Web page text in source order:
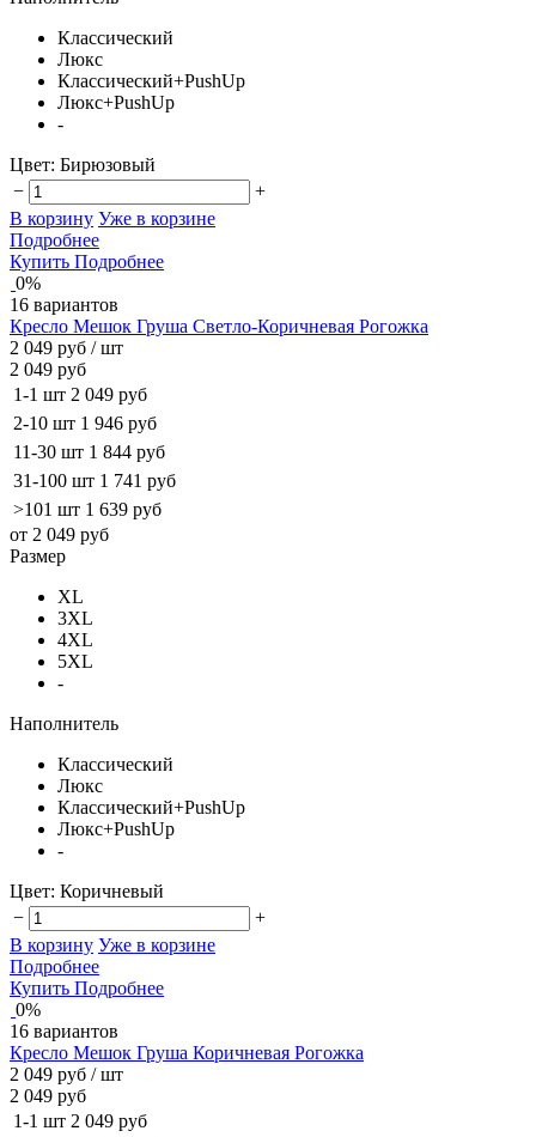
Классический
Люкс
Классический+PushUp
Люкс+PushUp
-
Цвет: Бирюзовый
−
+
В корзину Уже в корзине
Подробнее
Купить Подробнее
0%
16 вариантов
Кресло Мешок Груша Светло-Коричневая Рогожка
2 049 руб / шт
2 049 руб
1-1 шт 2 049 руб
2-10 шт 1 946 руб
11-30 шт 1 844 руб
31-100 шт 1 741 руб
>101 шт 1 639 руб
от 2 049 руб
Размер
XL
3XL
4XL
5XL
-
Наполнитель
Классический
Люкс
Классический+PushUp
Люкс+PushUp
-
Цвет: Коричневый
−
+
В корзину Уже в корзине
Подробнее
Купить Подробнее
0%
16 вариантов
Кресло Мешок Груша Коричневая Рогожка
2 049 руб / шт
2 049 руб
1-1 шт 2 049 руб